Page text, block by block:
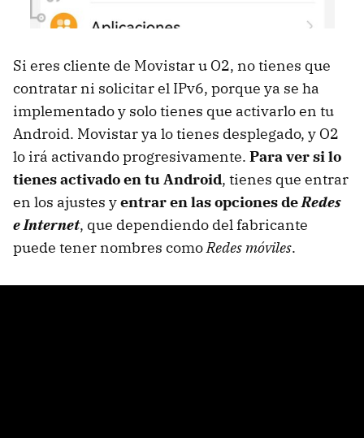
Si eres cliente de Movistar u O2, no tienes que
contratar ni solicitar el IPv6, porque ya se ha
implementado y solo tienes que activarlo en tu
Android. Movistar ya lo tienes desplegado, y O2
lo irá activando progresivamente. Para ver si lo
tienes activado en tu Android, tienes que entrar
en los ajustes yentrar en las opciones deRedes
e Internet, que dependiendo del fabricante
puede tener nombres comoRedes móviles.